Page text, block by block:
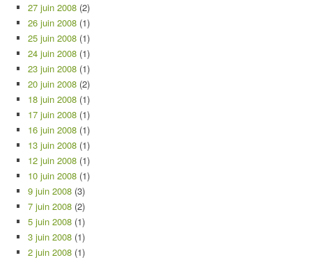
27 juin 2008 (2)
26 juin 2008 (1)
25 juin 2008 (1)
24 juin 2008 (1)
23 juin 2008 (1)
20 juin 2008 (2)
18 juin 2008 (1)
17 juin 2008 (1)
16 juin 2008 (1)
13 juin 2008 (1)
12 juin 2008 (1)
10 juin 2008 (1)
9 juin 2008 (3)
7 juin 2008 (2)
5 juin 2008 (1)
3 juin 2008 (1)
2 juin 2008 (1)